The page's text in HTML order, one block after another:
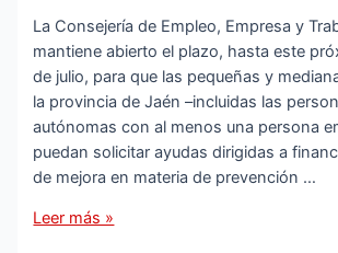
de
Jaén
La Consejería de Empleo, Empresa y
mantiene abierto el plazo, hasta este
de julio, para que las pequeñas y
la provincia de Jaén –incluidas las
autónomas con al menos una persona
puedan solicitar ayudas dirigidas a
de mejora en materia de prevención …
La
Leer más »